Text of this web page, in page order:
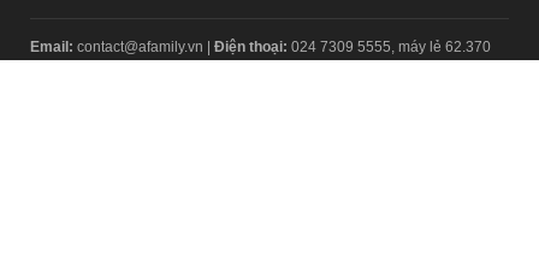
Email: contact@afamily.vn | Điện thoại: 024 7309 5555, máy lẻ 62.370